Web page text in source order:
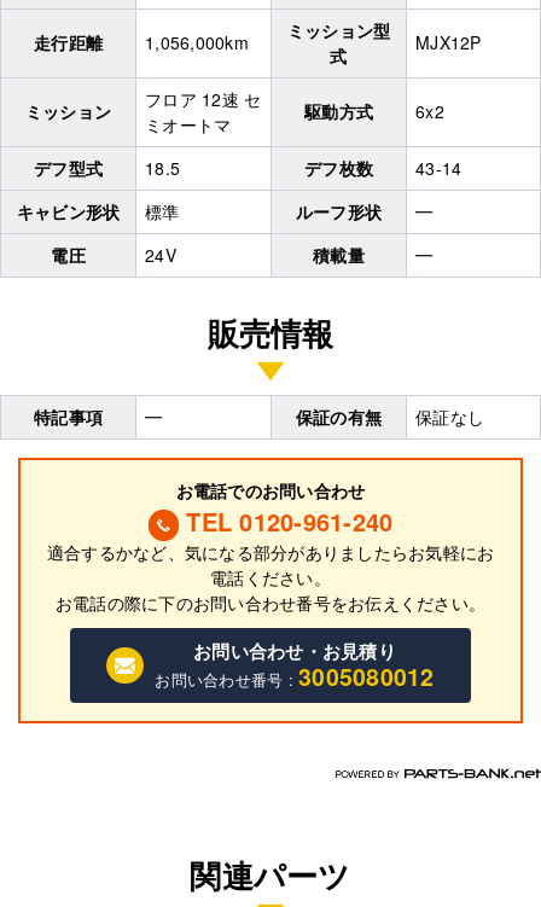
走行距離 1,056,000km
ミッション型
式
MJX12P
ミッション
フロア 12速 セ
ミオートマ
駆動方式 6x2
デフ型式 18.5 デフ枚数
43-14
キャビン形状
標準 ルーフ形状
━
電圧
24V 積載量 ━
販売情報
特記事項 ━ 保証の有無 保証なし
お電話でのお問い合わせ
TEL 0120-961-240
適合するかなど、気になる部分がありましたらお気軽にお
電話ください。
お電話の際に下のお問い合わせ番号をお伝えください。
お問い合わせ・お見積り
お問い合わせ番号 :3005080012
関連パーツ